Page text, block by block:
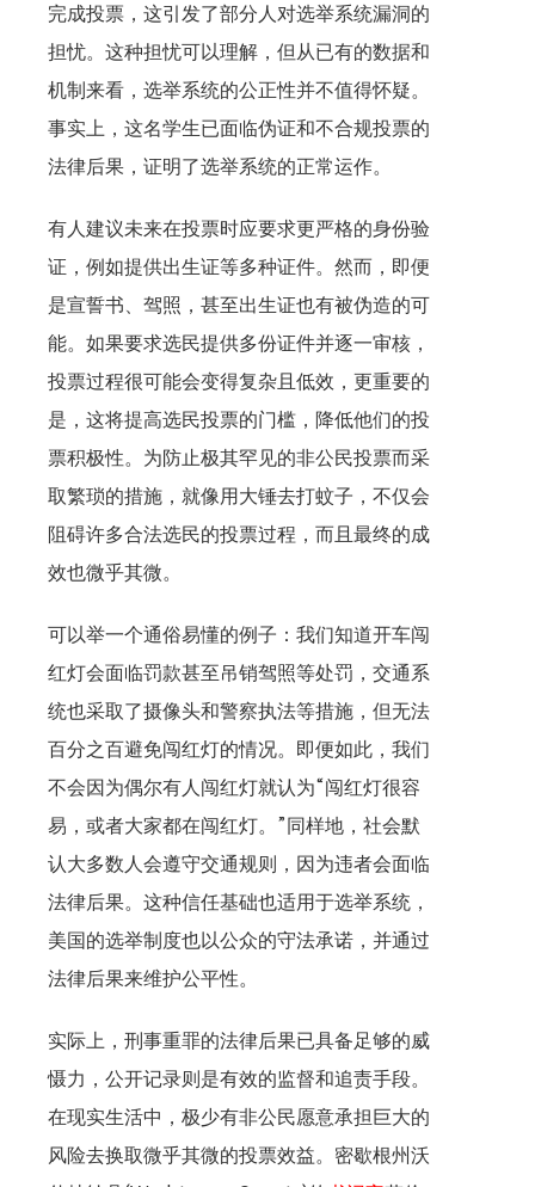
完成投票，这引发了部分人对选举系统漏洞的
担忧。这种担忧可以理解，但从已有的数据和
机制来看，选举系统的公正性并不值得怀疑。
事实上，这名学生已面临伪证和不合规投票的
法律后果，证明了选举系统的正常运作。
有人建议未来在投票时应要求更严格的身份验
证，例如提供出生证等多种证件。然而，即便
是宣誓书、驾照，甚至出生证也有被伪造的可
能。如果要求选民提供多份证件并逐一审核，
投票过程很可能会变得复杂且低效，更重要的
是，这将提高选民投票的门槛，降低他们的投
票积极性。为防止极其罕见的非公民投票而采
取繁琐的措施，就像用大锤去打蚊子，不仅会
阻碍许多合法选民的投票过程，而且最终的成
效也微乎其微。
可以举一个通俗易懂的例子：我们知道开车闯
红灯会面临罚款甚至吊销驾照等处罚，交通系
统也采取了摄像头和警察执法等措施，但无法
百分之百避免闯红灯的情况。即便如此，我们
不会因为偶尔有人闯红灯就认为“闯红灯很容
易，或者大家都在闯红灯。”同样地，社会默
认大多数人会遵守交通规则，因为违者会面临
法律后果。这种信任基础也适用于选举系统，
美国的选举制度也以公众的守法承诺，并通过
法律后果来维护公平性。
实际上，刑事重罪的法律后果已具备足够的威
慑力，公开记录则是有效的监督和追责手段。
在现实生活中，极少有非公民愿意承担巨大的
风险去换取微乎其微的投票效益。密歇根州沃